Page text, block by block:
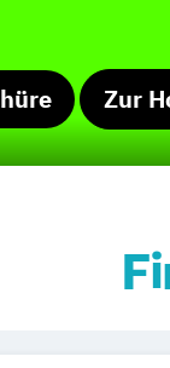
Zur